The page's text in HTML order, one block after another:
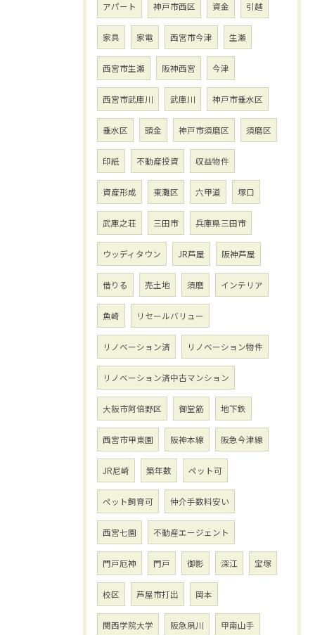
アパート 神戸市西区 資金 引越
家具 家電 西宮市今津 生瀬
西宮市生瀬 阪神西宮 今津
西宮市武庫川 武庫川 神戸市垂水区
垂水区 頭金 神戸市須磨区 須磨区
印紙 不動産投資 収益物件
資産形成 東灘区 六甲道 塚口
武庫之荘 三田市 兵庫県三田市
ウッディタウン JR芦屋 阪神芦屋
借りる 売土地 須磨 インテリア
魚崎 リセールバリュー
リノベーション済 リノベーション物件
リノベーション済中古マンション
大阪市阿倍野区 御堂筋 地下鉄
西宮市甲東園 阪神本線 阪急今津線
JR尼崎 築年数 ペット可
ペット飼育可 仲介手数料安い
西宮七園 不動産エージェント
門戸厄神 門戸 御影 深江 宝塚
校区 芦屋市打出 岡本
関西学院大学 阪急夙川 甲南山手